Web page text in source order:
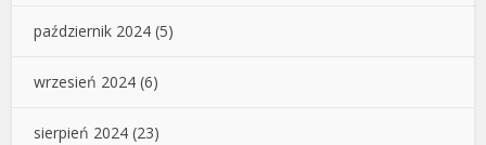
październik 2024 (5)
wrzesień 2024 (6)
sierpień 2024 (23)